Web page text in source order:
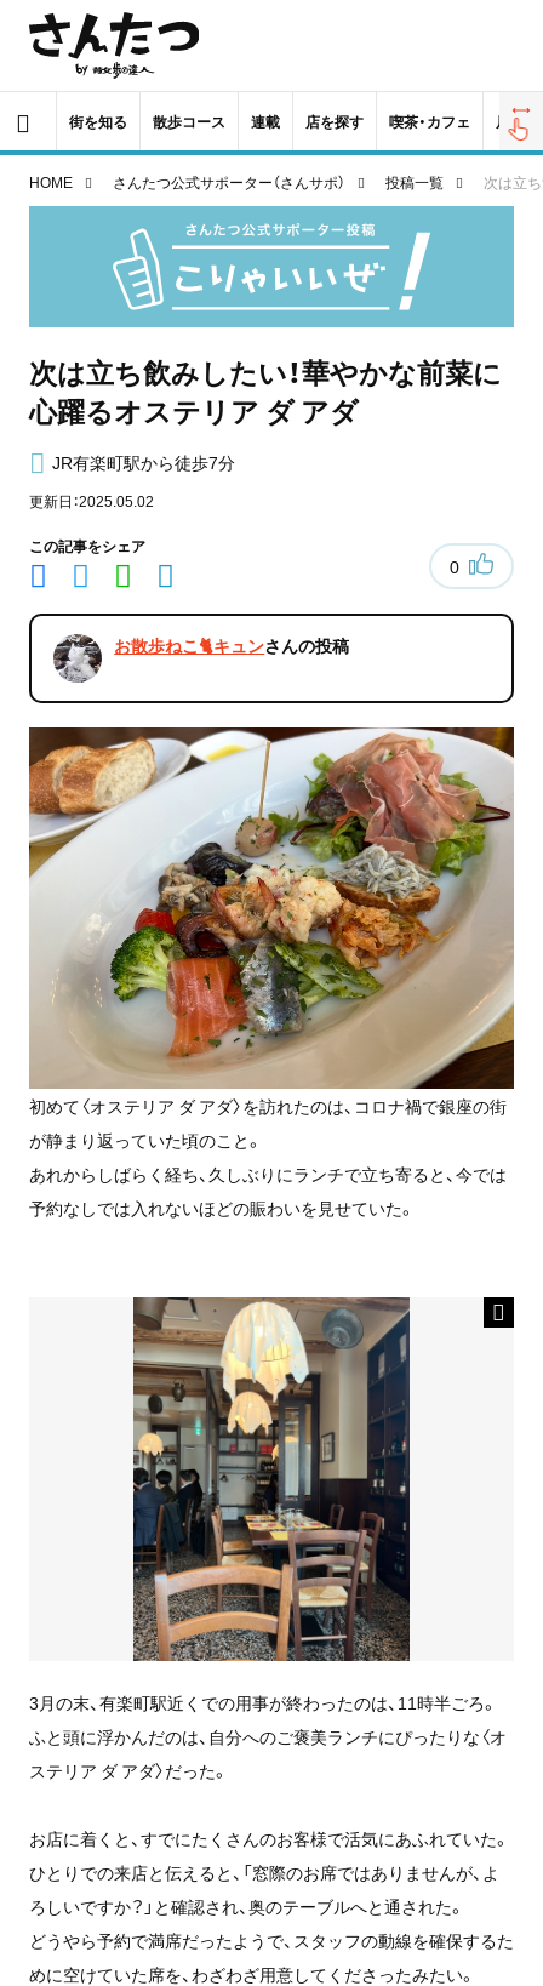
街を知る 散歩コース 連載 店を探す 喫茶・カフェ 居酒屋
HOME さんたつ公式サポーター（さんサポ） 投稿一覧 次は立
次は立ち飲みしたい！華やかな前菜に
心躍るオステリア ダ アダ
JR有楽町駅から徒歩7分
更新日：2025.05.02
この記事をシェア
0
お散歩ねこ🐈キュンさんの投稿
初めて〈オステリア ダ アダ〉を訪れたのは、コロナ禍で銀座の街
が静まり返っていた頃のこと。
あれからしばらく経ち、久しぶりにランチで立ち寄ると、今では
予約なしでは入れないほどの賑わいを見せていた。
3月の末、有楽町駅近くでの用事が終わったのは、11時半ごろ。
ふと頭に浮かんだのは、自分へのご褒美ランチにぴったりな〈オ
ステリア ダ アダ〉だった。
お店に着くと、すでにたくさんのお客様で活気にあふれていた。
ひとりでの来店と伝えると、「窓際のお席ではありませんが、よ
ろしいですか？」と確認され、奥のテーブルへと通された。
どうやら予約で満席だったようで、スタッフの動線を確保するた
めに空けていた席を、わざわざ用意してくださったみたい。